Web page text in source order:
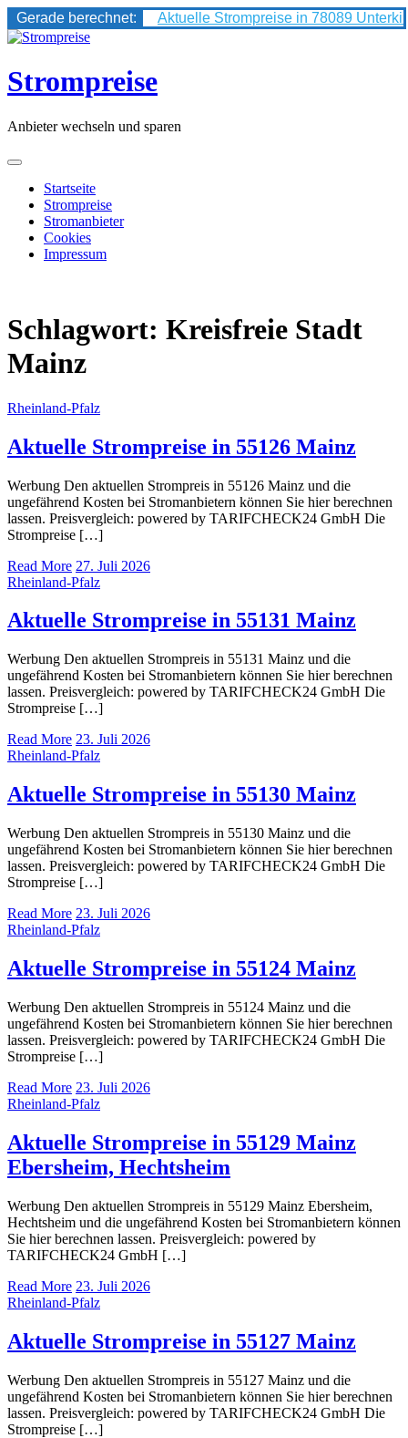
Gerade berechnet:
Aktuelle Strompreise in 78089
Skip
content
Strompreise
Anbieter wechseln und sparen
Startseite
Strompreise
Stromanbieter
Cookies
Impressum
Schlagwort: Kreisfreie Stadt
Mainz
Rheinland-Pfalz
Aktuelle Strompreise in 55126 Mainz
Werbung Den aktuellen Strompreis in 55126 Mainz und die
ungefährend Kosten bei Stromanbietern können Sie hier berechnen
lassen. Preisvergleich: powered by TARIFCHECK24 GmbH Die
Strompreise […]
Read More 27. Juli 2026
Rheinland-Pfalz
Aktuelle Strompreise in 55131 Mainz
Werbung Den aktuellen Strompreis in 55131 Mainz und die
ungefährend Kosten bei Stromanbietern können Sie hier berechnen
lassen. Preisvergleich: powered by TARIFCHECK24 GmbH Die
Strompreise […]
Read More 23. Juli 2026
Rheinland-Pfalz
Aktuelle Strompreise in 55130 Mainz
Werbung Den aktuellen Strompreis in 55130 Mainz und die
ungefährend Kosten bei Stromanbietern können Sie hier berechnen
lassen. Preisvergleich: powered by TARIFCHECK24 GmbH Die
Strompreise […]
Read More 23. Juli 2026
Rheinland-Pfalz
Aktuelle Strompreise in 55124 Mainz
Werbung Den aktuellen Strompreis in 55124 Mainz und die
ungefährend Kosten bei Stromanbietern können Sie hier berechnen
lassen. Preisvergleich: powered by TARIFCHECK24 GmbH Die
Strompreise […]
Read More 23. Juli 2026
Rheinland-Pfalz
Aktuelle Strompreise in 55129 Mainz
Ebersheim, Hechtsheim
Werbung Den aktuellen Strompreis in 55129 Mainz Ebersheim,
Hechtsheim und die ungefährend Kosten bei Stromanbietern können
Sie hier berechnen lassen. Preisvergleich: powered by
TARIFCHECK24 GmbH […]
Read More 23. Juli 2026
Rheinland-Pfalz
Aktuelle Strompreise in 55127 Mainz
Werbung Den aktuellen Strompreis in 55127 Mainz und die
ungefährend Kosten bei Stromanbietern können Sie hier berechnen
lassen. Preisvergleich: powered by TARIFCHECK24 GmbH Die
Strompreise […]